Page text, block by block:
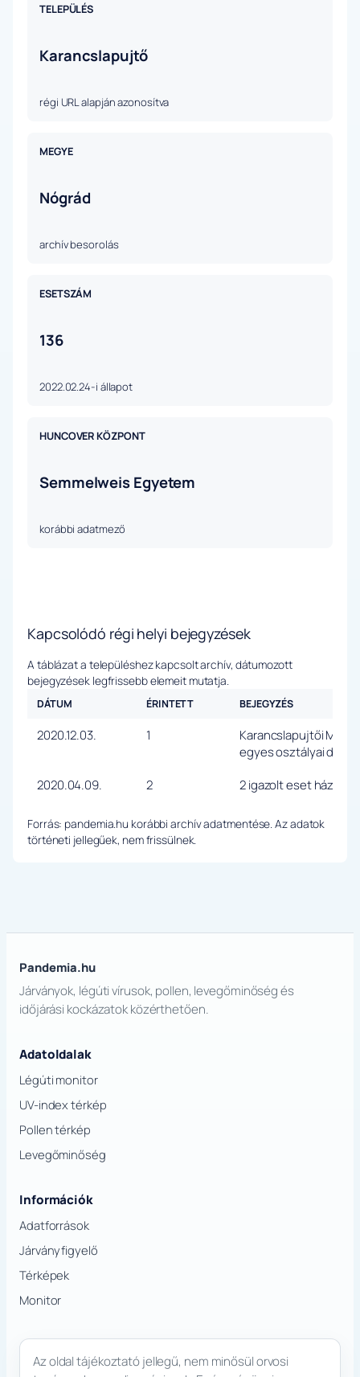
TELEPÜLÉS
Karancslapujtő
régi URL alapján azonosítva
MEGYE
Nógrád
archív besorolás
ESETSZÁM
136
2022.02.24-i állapot
HUNCOVER KÖZPONT
Semmelweis Egyetem
korábbi adatmező
Kapcsolódó régi helyi bejegyzések
A táblázat a településhez kapcsolt archív, dátumozott
bejegyzések legfrissebb elemeit mutatja.
DÁTUM ÉRINTETT BEJEGYZÉS
2020.12.03. 1
Karancslapujtői
egyes osztályai
2020.04.09.
2 2 igazolt eset
Forrás: pandemia.hu korábbi archív adatmentése. Az adatok
történeti jellegűek, nem frissülnek.
Pandemia.hu
Járványok, légúti vírusok, pollen, levegőminőség és
időjárási kockázatok közérthetően.
Adatoldalak
Légúti monitor
UV-index térkép
Pollen térkép
Levegőminőség
Információk
Adatforrások
Járványfigyelő
Térképek
Monitor
Az oldal tájékoztató jellegű, nem minősül orvosi